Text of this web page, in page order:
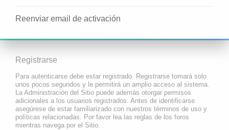
Reenviar email de activación
Registrarse
Para autenticarse debe estar registrado. Registrarse tomará solo
unos pocos segundos y le permitirá un amplio acceso al sistema.
La Administración del Sitio puede además otorgar permisos
adicionales a los usuarios registrados. Antes de identificarse
asegúrese de estar familiarizado con nuestros términos de uso y
políticas relacionadas. Por favor lea las reglas de los foros
mientras navega por el Sitio.